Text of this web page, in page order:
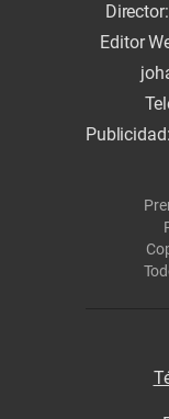
Editor